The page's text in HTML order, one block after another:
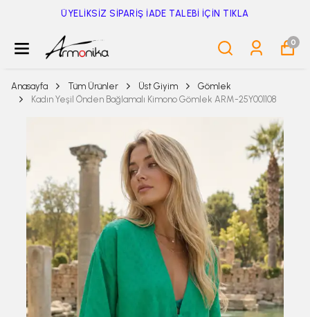
ÜYELİKSİZ SİPARİŞ İADE TALEBİ İÇİN TIKLA
0
Anasayfa Tüm Ürünler Üst Giyim
Gömlek
Kadın Yeşil Önden Bağlamalı Kimono Gömlek ARM-25Y001108